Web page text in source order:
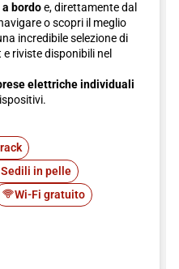
bordoe, direttamente dal
o scopri il meglio
incredibile selezione di
riviste disponibili nel
elettriche individuali
Sedili in pelle
Wi-Fi gratuito